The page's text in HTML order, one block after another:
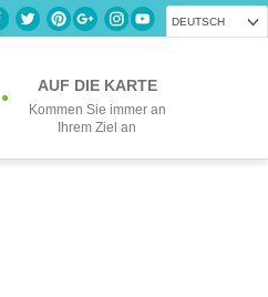
DEUTSCH
AUF DIE KARTE
Kommen Sie immer an
Ihrem Ziel an